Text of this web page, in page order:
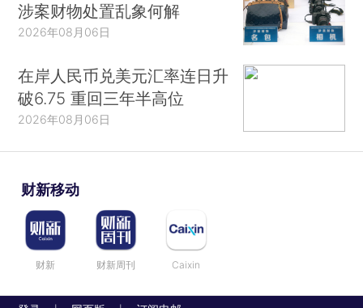
涉案财物处置乱象何解
2026年08月06日
在岸人民币兑美元汇率连日升
破6.75 重回三年半高位
2026年08月06日
财新移动
财新 财新周刊 Caixin